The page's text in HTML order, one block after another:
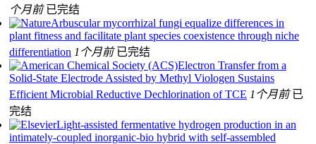
个月前 已完结
Arbuscular mycorrhizal fungi equalize differences in
plant fitness and facilitate plant species coexistence through niche
differentiation 1个月前 已完结
Electron Transfer from a
Solid-State Electrode Assisted by Methyl Viologen Sustains
Efficient Microbial Reductive Dechlorination of TCE 1个月前 已
完结
Light-assisted fermentative hydrogen production in an
intimately-coupled inorganic-bio hybrid with self-assembled